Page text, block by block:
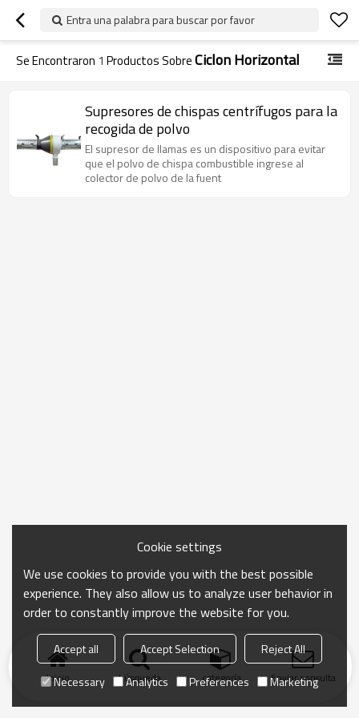
Entra una palabra para buscar por favor
Se Encontraron 1 Productos SobreCiclon Horizontal
Supresores de chispas centrífugos para la
recogida de polvo
El supresor de llamas es un dispositivo para evitar
que el polvo de chispa combustible ingrese al
colector de polvo de la fuent
Inicio búsqueda categoría Enviar consulta
Cookie settings
We use cookies to provide you with the best possible
experience. They also allow us to analyze user behavior in
order to constantly improve the website for you.
Accept all Accept Selection
Reject All
Necessary
Analytics Preferences Marketing